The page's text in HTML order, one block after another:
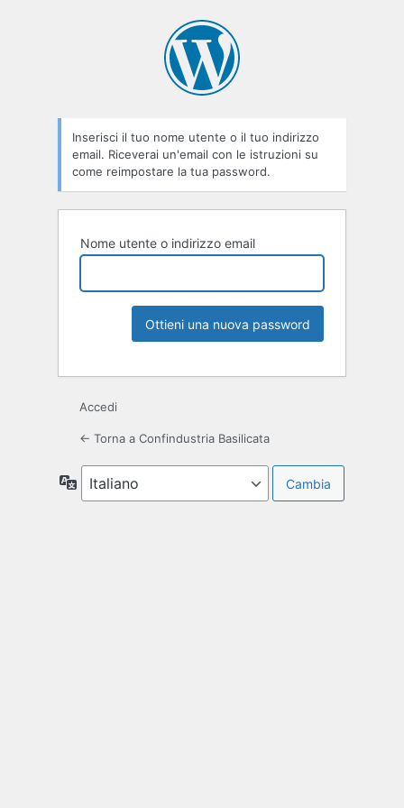
Inserisci il tuo nome utente o il tuo indirizzo
email. Riceverai un'email con le istruzioni su
come reimpostare la tua password.
Nome utente o indirizzo email
Accedi
← Torna a Confindustria Basilicata
Lingua